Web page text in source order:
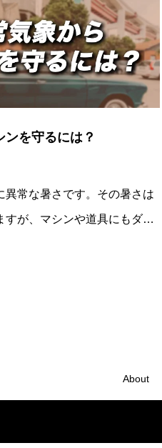
TENNANT
を守るには？
異常な暑さです。その暑さは
すが、マシンや道具にもダメ
を大切に扱う上で、温度で
About